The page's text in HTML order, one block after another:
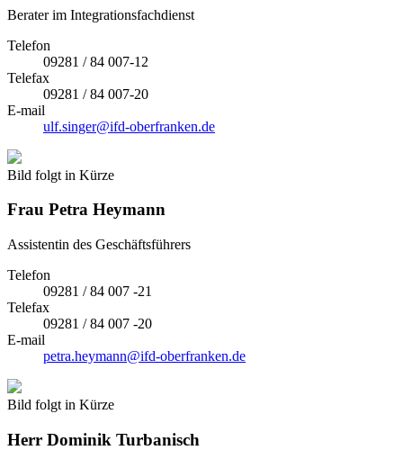
Berater im Integrationsfachdienst
Telefon
09281 / 84 007-12
Telefax
09281 / 84 007-20
E-mail
ulf.singer@ifd-oberfranken.de
Bild folgt in Kürze
Frau Petra Heymann
Assistentin des Geschäftsführers
Telefon
09281 / 84 007 -21
Telefax
09281 / 84 007 -20
E-mail
petra.heymann@ifd-oberfranken.de
Bild folgt in Kürze
Herr Dominik Turbanisch